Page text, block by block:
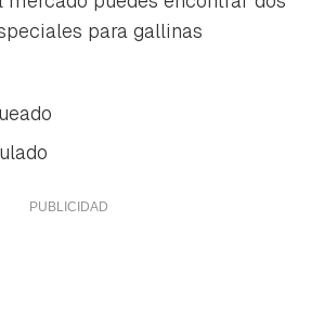
para gallinas